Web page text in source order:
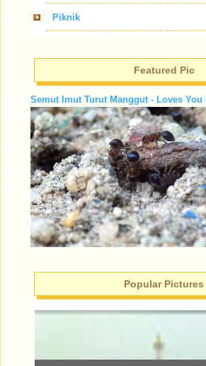
Piknik
Featured Pic
Semut Imut Turut Manggut - Loves You
Popular Pictures